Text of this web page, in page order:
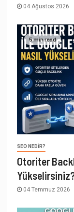
04 Ağustos 2026
5 min read
SEO NEDIR?
Otoriter
04 Temmuz 2026